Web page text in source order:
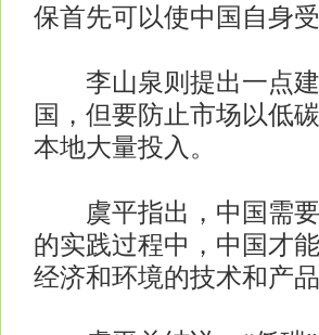
保首先可以使中国自身受
李山泉则提出一点建
国，但要防止市场以低
本地大量投入。
虞平指出，中国需要
的实践过程中，中国才
经济和环境的技术和产